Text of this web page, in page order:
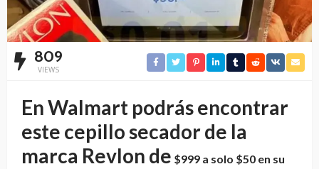
809
VIEWS
En Walmart podrás encontrar
este cepillo secador de la
marca Revlon de $999 a solo $50 en su